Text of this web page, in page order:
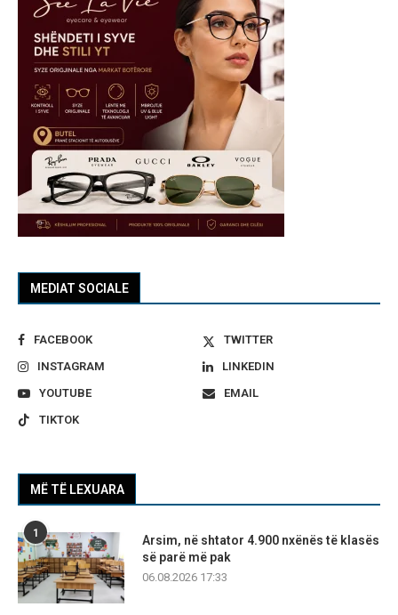
MEDIAT SOCIALE
FACEBOOK
TWITTER
INSTAGRAM
LINKEDIN
YOUTUBE
EMAIL
TIKTOK
MË TË LEXUARA
1
Arsim, në shtator 4.900 nxënës të klasës
së parë më pak
06.08.2026 17:33